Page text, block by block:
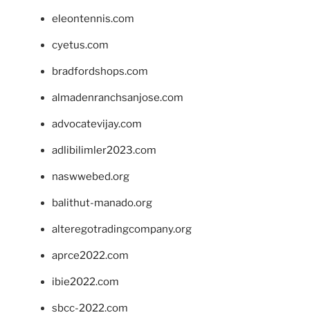
eleontennis.com
cyetus.com
bradfordshops.com
almadenranchsanjose.com
advocatevijay.com
adlibilimler2023.com
naswwebed.org
balithut-manado.org
alteregotradingcompany.org
aprce2022.com
ibie2022.com
sbcc-2022.com